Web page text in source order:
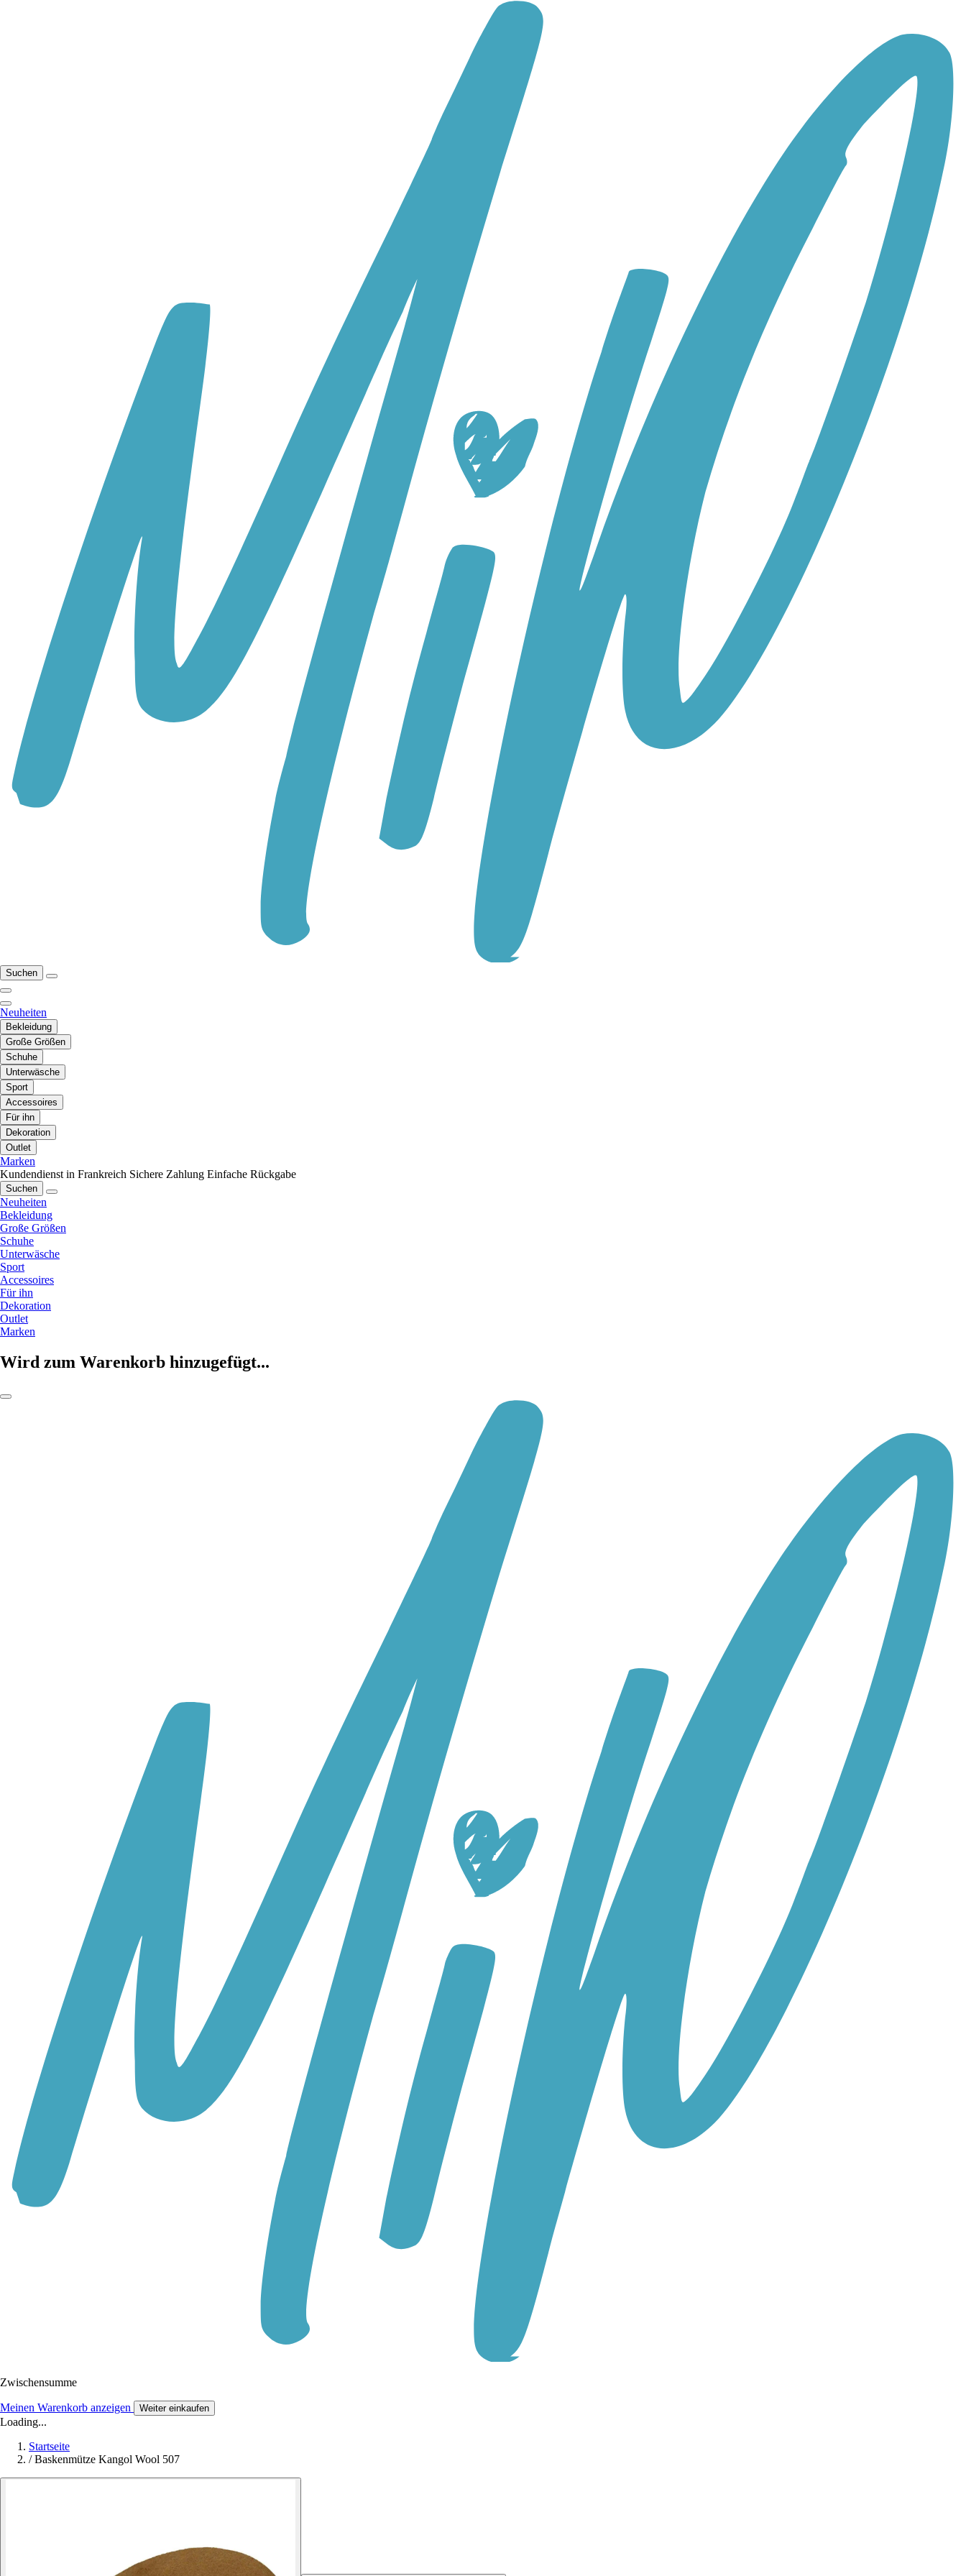
Suchen
Neuheiten
Bekleidung
Große Größen
Schuhe
Unterwäsche
Sport
Accessoires
Für ihn
Dekoration
Outlet
Marken
Kundendienst in Frankreich Sichere Zahlung Einfache Rückgabe
Suchen
Neuheiten
Bekleidung
Große Größen
Schuhe
Unterwäsche
Sport
Accessoires
Für ihn
Dekoration
Outlet
Marken
Wird zum Warenkorb hinzugefügt...
Zwischensumme
Meinen Warenkorb anzeigen Weiter einkaufen
Loading...
Startseite
/ Baskenmütze Kangol Wool 507